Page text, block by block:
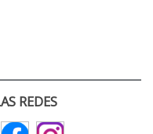
REDES